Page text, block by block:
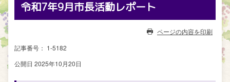
令和7年9月市長活動レポート
ページの内容を印刷
記事番号： 1-5182
公開日 2025年10月20日